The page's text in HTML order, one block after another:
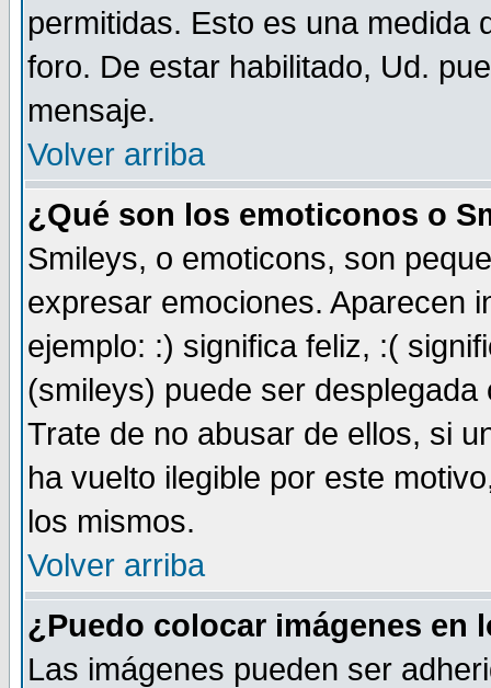
permitidas. Esto es una medida
foro. De estar habilitado, Ud.
mensaje.
Volver arriba
¿Qué son los emoticonos o
Smileys, o emoticons, son
expresar emociones. Aparecen
ejemplo: :) significa feliz, :(
(smileys) puede ser
Trate de no abusar de ellos, si
ha vuelto ilegible por este
los mismos.
Volver arriba
¿Puedo colocar imágenes en
Las imágenes pueden ser